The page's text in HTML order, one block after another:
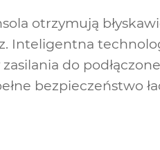
otrzymują
Inteligentna
do
bezpieczeństwo